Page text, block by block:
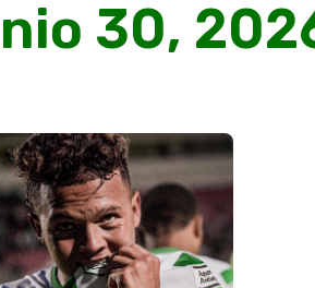
30,